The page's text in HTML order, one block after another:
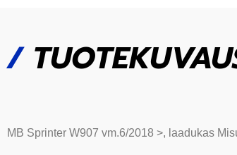
/
MB Sprinter W907 vm.6/2018 >, laadukas